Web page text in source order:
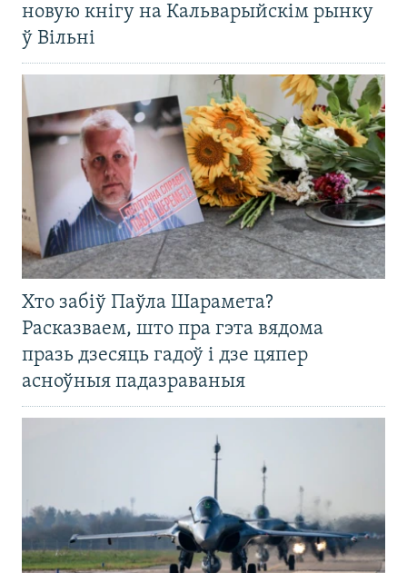
новую кнігу на Кальварыйскім рынку
ў Вільні
Хто забіў Паўла Шарамета?
Расказваем, што пра гэта вядома
празь дзесяць гадоў і дзе цяпер
асноўныя падазраваныя